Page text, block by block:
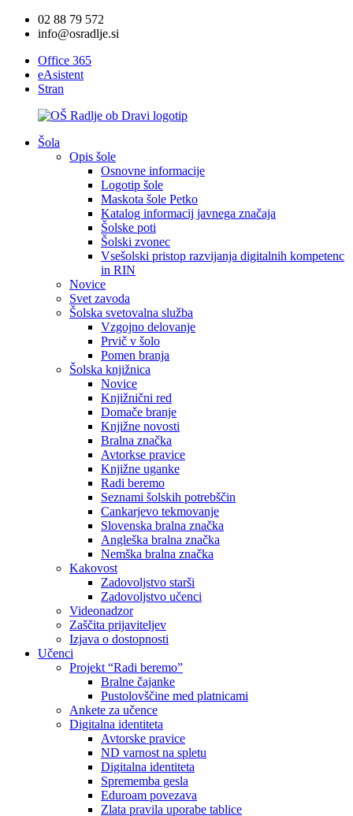
02 88 79 572
info@osradlje.si
Office 365
eAsistent
Stran
Šola
Opis šole
Osnovne informacije
Logotip šole
Maskota šole Petko
Katalog informacij javnega značaja
Šolske poti
Šolski zvonec
Vsešolski pristop razvijanja digitalnih kompetenc
in RIN
Novice
Svet zavoda
Šolska svetovalna služba
Vzgojno delovanje
Prvič v šolo
Pomen branja
Šolska knjižnica
Novice
Knjižnični red
Domače branje
Knjižne novosti
Bralna značka
Avtorkse pravice
Knjižne uganke
Radi beremo
Seznami šolskih potrebščin
Cankarjevo tekmovanje
Slovenska bralna značka
Angleška bralna značka
Nemška bralna značka
Kakovost
Zadovoljstvo starši
Zadovoljstvo učenci
Videonadzor
Zaščita prijaviteljev
Izjava o dostopnosti
Učenci
Projekt “Radi beremo”
Bralne čajanke
Pustolovščine med platnicami
Ankete za učence
Digitalna identiteta
Avtorske pravice
ND varnost na spletu
Digitalna identiteta
Sprememba gesla
Eduroam povezava
Zlata pravila uporabe tablice